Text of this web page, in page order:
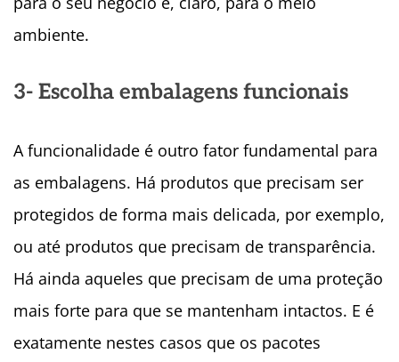
ambiente.
3- Escolha embalagens funcionais
A funcionalidade é outro fator fundamental para
as embalagens. Há produtos que precisam ser
protegidos de forma mais delicada, por exemplo,
ou até produtos que precisam de transparência.
Há ainda aqueles que precisam de uma proteção
mais forte para que se mantenham intactos. E é
exatamente nestes casos que os pacotes